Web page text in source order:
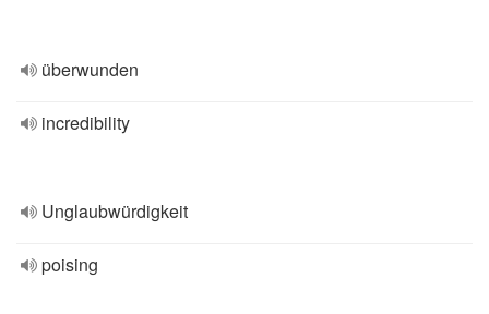
überwunden
incredibility
Unglaubwürdigkeit
poising